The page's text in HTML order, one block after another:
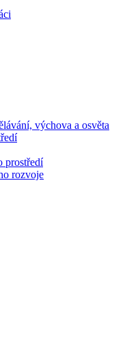
výchova a osvěta
prostředí
rozvoje